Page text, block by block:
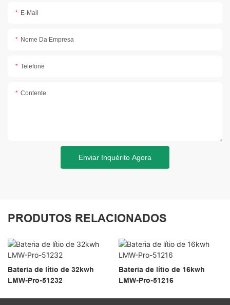
E-Mail
Nome Da Empresa
Telefone
Contente
Enviar Inquérito Agora
PRODUTOS RELACIONADOS
Bateria de lítio de 32kwh
LMW-Pro-51232
Bateria de lítio de 16kwh
LMW-Pro-51216